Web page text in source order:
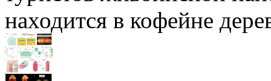
находится в кофейне